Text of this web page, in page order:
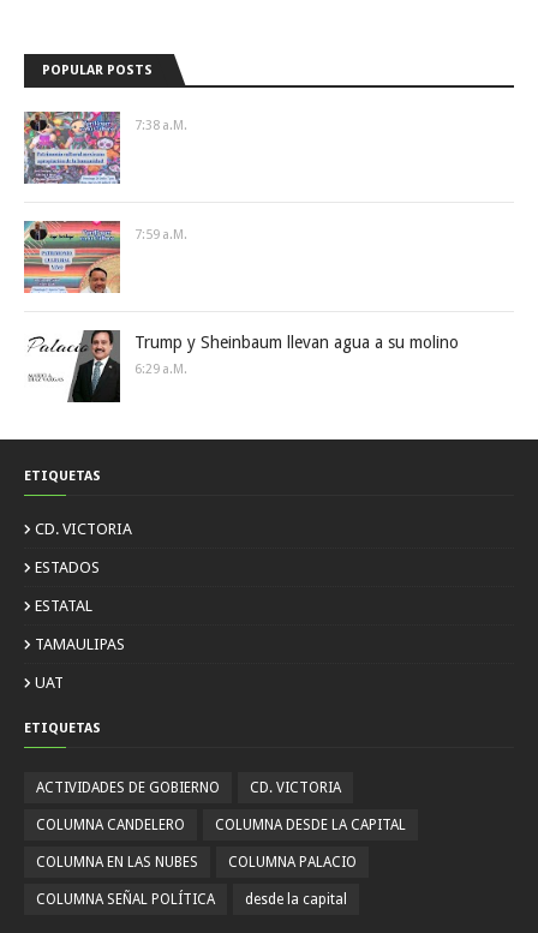
POPULAR POSTS
7:38 A.m.
7:59 A.m.
Trump y Sheinbaum llevan agua a su molino
6:29 A.m.
ETIQUETAS
CD. VICTORIA
ESTADOS
ESTATAL
TAMAULIPAS
UAT
ETIQUETAS
ACTIVIDADES DE GOBIERNO CD. VICTORIA
COLUMNA CANDELERO COLUMNA DESDE LA CAPITAL
COLUMNA EN LAS NUBES COLUMNA PALACIO
COLUMNA SEÑAL POLÍTICA desde la capital